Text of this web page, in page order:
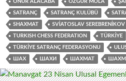
ONUR ALACABA ÖZGÜR MOLA
SATRANÇ SATRANÇ KULÜBÜ
SHAXMAT SVIATOSLAV SEREBRENIKOV
TURKISH CHESS FEDERATION TÜRKIYE
TÜRKIYE SATRANÇ FEDERASYONU
ШАХ ШАХИ ШАХМАТ